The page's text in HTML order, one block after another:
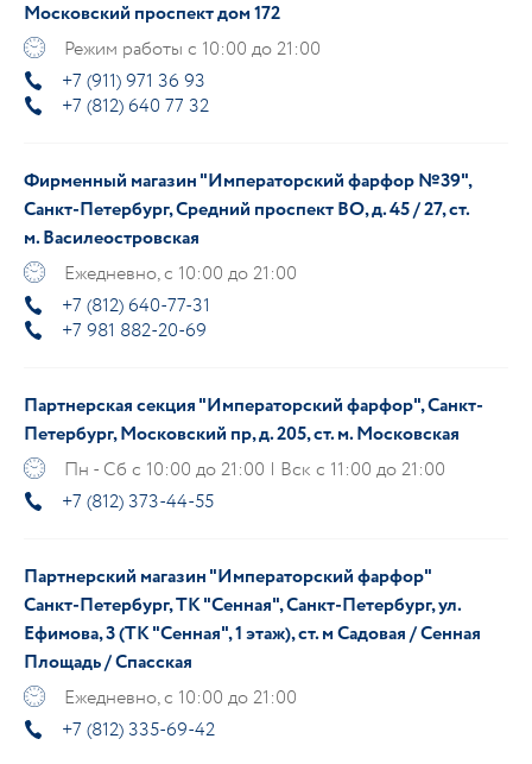
Московский проспект дом 172
Режим работы с 10:00 до 21:00
+7 (911) 971 36 93
+7 (812) 640 77 32
Фирменный магазин "Императорский фарфор №39",
Санкт-Петербург, Средний проспект ВО, д. 45 / 27, ст.
м. Василеостровская
Ежедневно, с 10:00 до 21:00
+7 (812) 640-77-31
+7 981 882-20-69
Партнерская секция "Императорский фарфор", Санкт-
Петербург, Московский пр, д. 205, ст. м. Московская
Пн - Сб с 10:00 до 21:00 | Вск с 11:00 до 21:00
+7 (812) 373-44-55
Партнерский магазин "Императорский фарфор"
Санкт-Петербург, ТК "Сенная", Санкт-Петербург, ул.
Ефимова, 3 (ТК "Сенная", 1 этаж), ст. м Садовая / Сенная
Площадь / Спасская
Ежедневно, с 10:00 до 21:00
+7 (812) 335-69-42